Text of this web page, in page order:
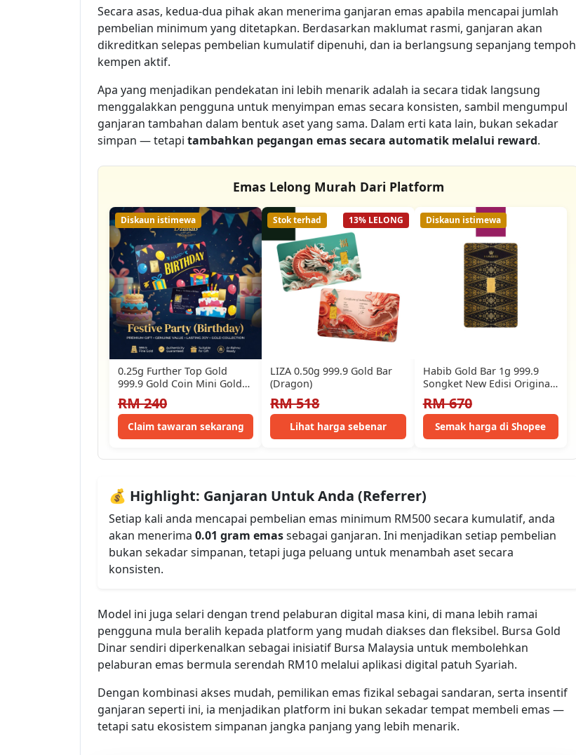
Secara asas, kedua-dua pihak akan menerima ganjaran emas apabila mencapai jumlah
pembelian minimum yang ditetapkan. Berdasarkan maklumat rasmi, ganjaran akan
dikreditkan selepas pembelian kumulatif dipenuhi, dan ia berlangsung sepanjang tempoh
kempen aktif.
Apa yang menjadikan pendekatan ini lebih menarik adalah ia secara tidak langsung
menggalakkan pengguna untuk menyimpan emas secara konsisten, sambil mengumpul
ganjaran tambahan dalam bentuk aset yang sama. Dalam erti kata lain, bukan sekadar
simpan — tetapi tambahkan pegangan emas secara automatik melalui reward.
Emas Lelong Murah Dari Platform
Diskaun istimewa
0.25g Further Top Gold
999.9 Gold Coin Mini Gold
Bar Emas Tulen…
RM 240
Claim tawaran sekarang
13% LELONG
Stok terhad
LIZA 0.50g 999.9 Gold Bar
(Dragon)
RM 518
Lihat harga sebenar
Diskaun istimewa
Habib Gold Bar 1g 999.9
Songket New Edisi Original
resit
RM 670
Semak harga di Shopee
💰 Highlight: Ganjaran Untuk Anda (Referrer)
Setiap kali anda mencapai pembelian emas minimum RM500 secara kumulatif, anda
akan menerima 0.01 gram emassebagai ganjaran. Ini menjadikan setiap pembelian
bukan sekadar simpanan, tetapi juga peluang untuk menambah aset secara
konsisten.
Model ini juga selari dengan trend pelaburan digital masa kini, di mana lebih ramai
pengguna mula beralih kepada platform yang mudah diakses dan fleksibel. Bursa Gold
Dinar sendiri diperkenalkan sebagai inisiatif Bursa Malaysia untuk membolehkan
pelaburan emas bermula serendah RM10 melalui aplikasi digital patuh Syariah.
Dengan kombinasi akses mudah, pemilikan emas fizikal sebagai sandaran, serta insentif
ganjaran seperti ini, ia menjadikan platform ini bukan sekadar tempat membeli emas —
tetapi satu ekosistem simpanan jangka panjang yang lebih menarik.